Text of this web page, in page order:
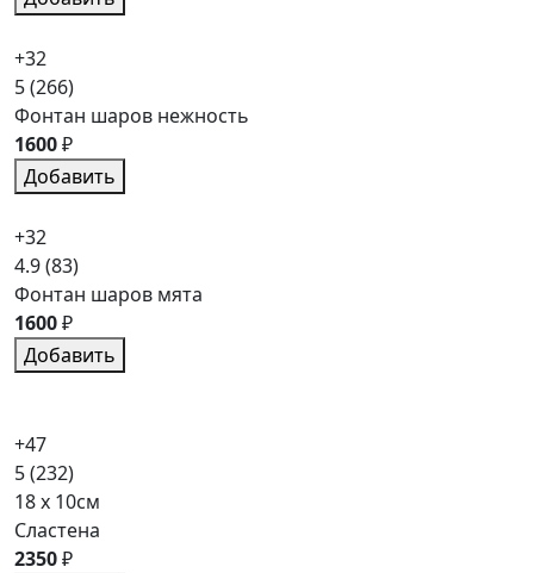
+32
5(266)
Фонтан шаров нежность
1600₽
Добавить
+32
4.9(83)
Фонтан шаров мята
1600₽
Добавить
+47
5(232)
18 x 10см
Сластена
2350₽